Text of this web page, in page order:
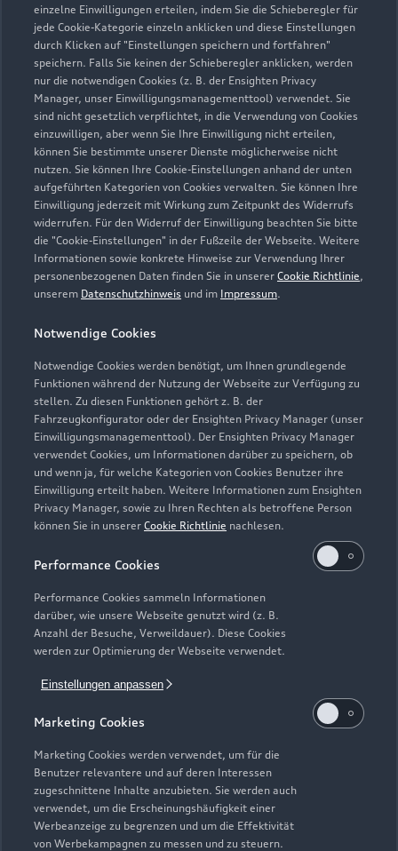
einzelne Einwilligungen erteilen, indem Sie die Schieberegler für
jede Cookie-Kategorie einzeln anklicken und diese Einstellungen
durch Klicken auf "Einstellungen speichern und fortfahren"
speichern. Falls Sie keinen der Schieberegler anklicken, werden
nur die notwendigen Cookies (z. B. der Ensighten Privacy
Manager, unser Einwilligungsmanagementtool) verwendet. Sie
sind nicht gesetzlich verpflichtet, in die Verwendung von Cookies
einzuwilligen, aber wenn Sie Ihre Einwilligung nicht erteilen,
können Sie bestimmte unserer Dienste möglicherweise nicht
nutzen. Sie können Ihre Cookie-Einstellungen anhand der unten
aufgeführten Kategorien von Cookies verwalten. Sie können Ihre
Einwilligung jederzeit mit Wirkung zum Zeitpunkt des Widerrufs
widerrufen. Für den Widerruf der Einwilligung beachten Sie bitte
die "Cookie-Einstellungen" in der Fußzeile der Webseite. Weitere
Informationen sowie konkrete Hinweise zur Verwendung Ihrer
personenbezogenen Daten finden Sie in unserer Cookie Richtlinie,
unserem Datenschutzhinweis und im Impressum.
Notwendige Cookies
Notwendige Cookies werden benötigt, um Ihnen grundlegende
Funktionen während der Nutzung der Webseite zur Verfügung zu
stellen. Zu diesen Funktionen gehört z. B. der
Fahrzeugkonfigurator oder der Ensighten Privacy Manager (unser
Einwilligungsmanagementtool). Der Ensighten Privacy Manager
verwendet Cookies, um Informationen darüber zu speichern, ob
und wenn ja, für welche Kategorien von Cookies Benutzer ihre
Einwilligung erteilt haben. Weitere Informationen zum Ensighten
Privacy Manager, sowie zu Ihren Rechten als betroffene Person
können Sie in unserer Cookie Richtlinie nachlesen.
Performance Cookies
Performance Cookies sammeln Informationen
darüber, wie unsere Webseite genutzt wird (z. B.
Anzahl der Besuche, Verweildauer). Diese Cookies
werden zur Optimierung der Webseite verwendet.
Einstellungen anpassen
Marketing Cookies
Marketing Cookies werden verwendet, um für die
Benutzer relevantere und auf deren Interessen
zugeschnittene Inhalte anzubieten. Sie werden auch
verwendet, um die Erscheinungshäufigkeit einer
Werbeanzeige zu begrenzen und um die Effektivität
von Werbekampagnen zu messen und zu steuern.
Nürnberger Straße 51
90571 Schwaig
0911 500135
info@ahschmid.de
Kontaktdaten herunterladen
Öffnungszeiten
Geöffnet bis17:00
Teile- & Zubehörverkauf
Geöffnet bis17:00
Zurück nach oben
Alle Modelle
Modelle vergleichen
Kaufen & leasen
Neuwagensuche
Gebrauchtwagensuche
Gebrauchtwagen
Finanzierung
Aktionen & Angebote
Geschäftskunden
Service & Zubehör
Audi Services
Garantie
Audi digital services
myAudi
Support
Kundenservice
Händlersuche
Audi Code
Unternehmen